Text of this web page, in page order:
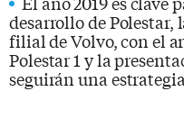
desarrollo de Polestar,
filial de Volvo, con el
Polestar 1 y la
seguirán una